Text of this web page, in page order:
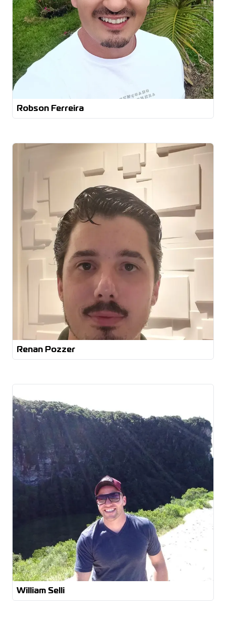
Robson Ferreira
Renan Pozzer
Tecnólogo em Processos Gerenciais
Pós-Graduação em Desenvolvimento de
Lideranças e Administração de Equipes
William Selli
Técnico Eletricista